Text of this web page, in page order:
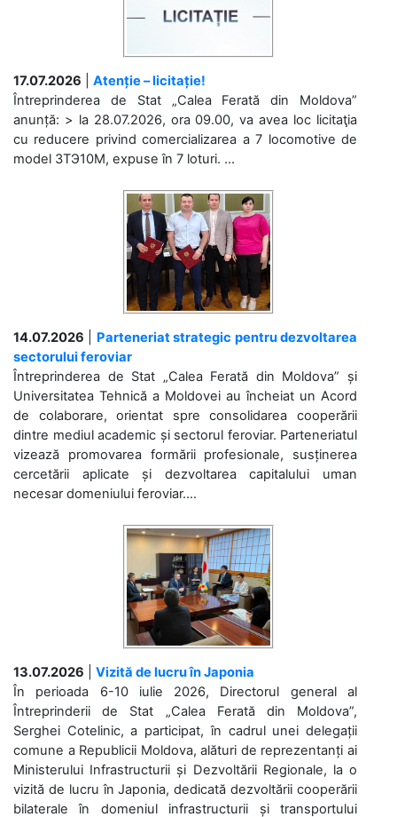
17.07.2026
Atenție – licitație!
Întreprinderea de Stat „Calea Ferată din Moldova”
anunță: > la 28.07.2026, ora 09.00, va avea loc licitaţia
cu reducere privind comercializarea a 7 locomotive de
model 3ТЭ10М, expuse în 7 loturi. ...
14.07.2026
Parteneriat strategic pentru dezvoltarea
sectorului feroviar
Întreprinderea de Stat „Calea Ferată din Moldova” și
Universitatea Tehnică a Moldovei au încheiat un Acord
de colaborare, orientat spre consolidarea cooperării
dintre mediul academic și sectorul feroviar. Parteneriatul
vizează promovarea formării profesionale, susținerea
cercetării aplicate și dezvoltarea capitalului uman
necesar domeniului feroviar....
13.07.2026
Vizită de lucru în Japonia
În perioada 6-10 iulie 2026, Directorul general al
Întreprinderii de Stat „Calea Ferată din Moldova”,
Serghei Cotelinic, a participat, în cadrul unei delegații
comune a Republicii Moldova, alături de reprezentanți ai
Ministerului Infrastructurii și Dezvoltării Regionale, la o
vizită de lucru în Japonia, dedicată dezvoltării cooperării
bilaterale în domeniul infrastructurii și transportului